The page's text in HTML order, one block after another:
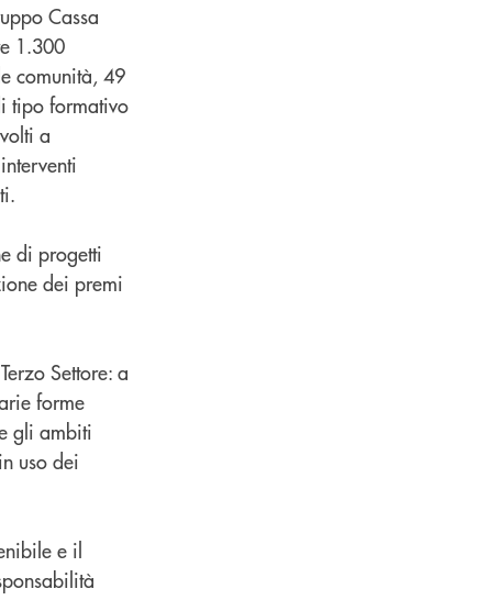
Cassa
1.300
comunità, 49
tipo formativo
a
di progetti
dei premi
Settore: a
forme
gli ambiti
uso dei
e il